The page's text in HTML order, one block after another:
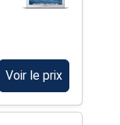
Voir le prix